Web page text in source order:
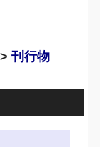
刊行物